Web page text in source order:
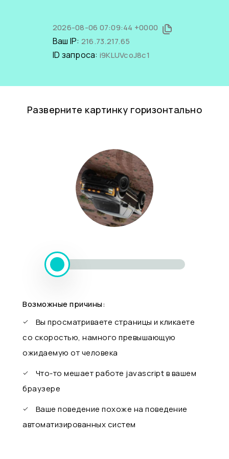
2026-08-06 07:09:44 +0000
Ваш IP: 216.73.217.65
ID запроса: i9KLUVcoJ8c1
Разверните картинку горизонтально
Возможные причины:
Вы просматриваете страницы и кликаете
со скоростью, намного превышающую
ожидаемую от человека
Что-то мешает работе javascript в вашем
браузере
Ваше поведение похоже на поведение
автоматизированных систем